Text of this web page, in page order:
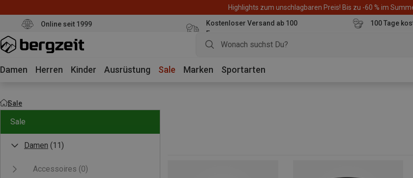
Highlights zum unschlagbaren Preis! Bis zu -60 % im
Online seit 1999
Kostenloser Versand ab 100
Euro
100 Tage
Damen Herren Kinder Ausrüstung Sale Marken Sportarten
Sale
Sale
Damen (11)
Accessoires (0)